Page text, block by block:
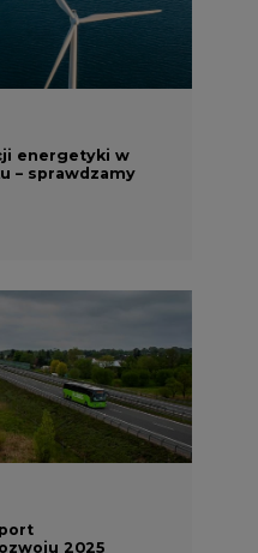
2025
ESG za